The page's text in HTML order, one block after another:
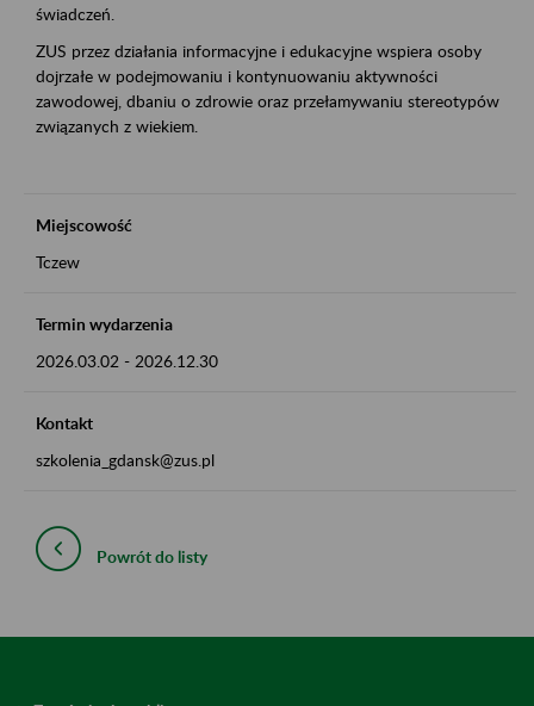
świadczeń.
ZUS przez działania informacyjne i edukacyjne wspiera osoby
dojrzałe w podejmowaniu i kontynuowaniu aktywności
zawodowej, dbaniu o zdrowie oraz przełamywaniu stereotypów
związanych z wiekiem.
Miejscowość
Tczew
Termin wydarzenia
2026.03.02 - 2026.12.30
Kontakt
szkolenia_gdansk@zus.pl
Powrót do listy